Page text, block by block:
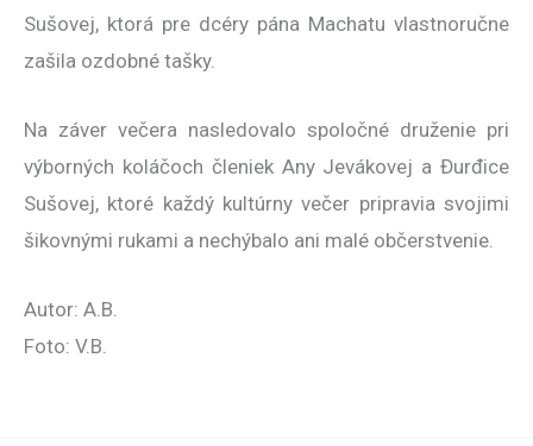
Sušovej, ktorá pre dcéry pána Machatu vlastnoručne
zašila ozdobné tašky.
Na záver večera nasledovalo spoločné druženie pri
výborných koláčoch členiek Any Jevákovej a Đurđice
Sušovej, ktoré každý kultúrny večer pripravia svojimi
šikovnými rukami a nechýbalo ani malé občerstvenie.
Autor: A.B.
Foto: V.B.